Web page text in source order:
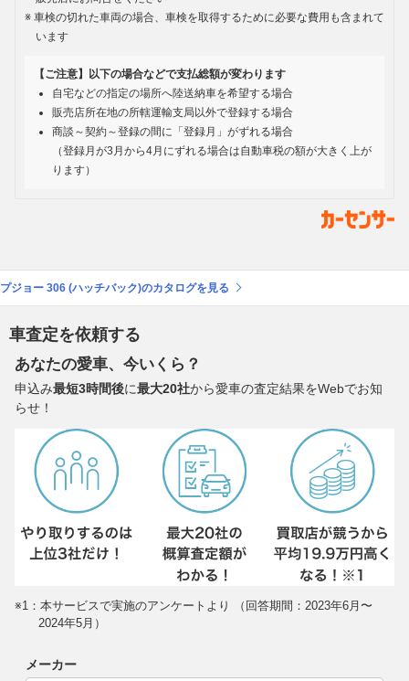
車検の切れた車両の場合、車検を取得するために必要な費用も含まれて
います
【ご注意】以下の場合などで支払総額が変わります
自宅などの指定の場所へ陸送納車を希望する場合
販売店所在地の所轄運輸支局以外で登録する場合
商談～契約～登録の間に「登録月」がずれる場合
（登録月が3月から4月にずれる場合は自動車税の額が大きく上が
ります）
プジョー 306 (ハッチバック)のカタログを見る
車査定を依頼する
あなたの愛車、今いくら？
申込み最短3時間後に最大20社から愛車の査定結果をWebでお知
らせ！
※1：本サービスで実施のアンケートより （回答期間：2023年6月〜
2024年5月）
メーカー